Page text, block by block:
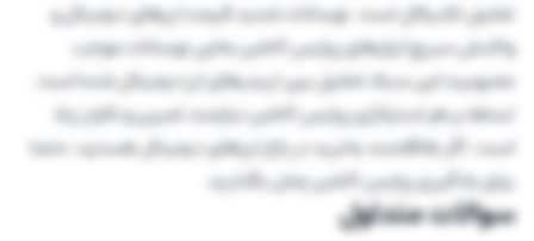
تحلیل تکنیکال است. نوسانات شدید قیمت ارزهای دیجیتال و
واکنش سریع ابزارهای پرایس اکشن به‌این نوسانات موجب
محبوبیت این سبک تحلیل بین تریدرهای ارز دیجیتال شده است.
تسلط بر هر استراتژی پرایس اکشن نیازمند تمرین و تکرار زیاد
است. اگر علاقه‌مند به‌ترید در بازار ارزهای دیجیتال هستید، حتما
برای یادگیری پرایس اکشن زمان بگذارید.
سوالات متداول